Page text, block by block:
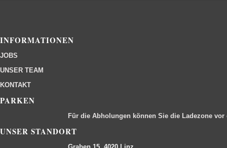
INFORMATIONEN
JOBS
UNSER TEAM
KONTAKT
PARKEN
Für die Abholungen können Sie die Ladezone
UNSER STANDORT